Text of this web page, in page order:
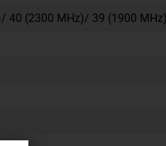
40 (2300 MHz)/ 39 (1900